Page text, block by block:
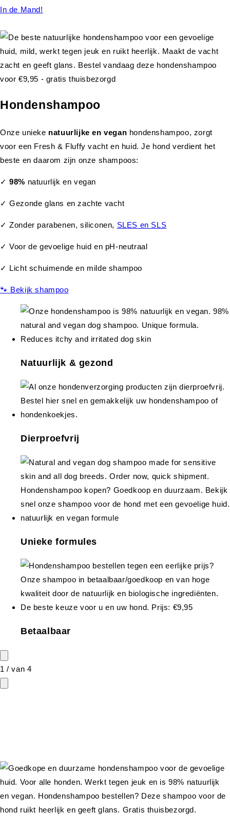
In de Mand!
Hondenshampoo
Onze unieke natuurlijke en vegan hondenshampoo, zorgt
voor een Fresh & Fluffy vacht en huid. Je hond verdient het
beste en daarom zijn onze shampoos:
✓98% natuurlijk en vegan
✓ Gezonde glans en zachte vacht
✓ Zonder parabenen, siliconen, SLES en SLS
✓ Voor de gevoelige huid en pH-neutraal
✓ Licht schuimende en milde shampoo
🐾 Bekijk shampoo
Natuurlijk & gezond
Dierproefvrij
Unieke formules
Betaalbaar
1 /van 4